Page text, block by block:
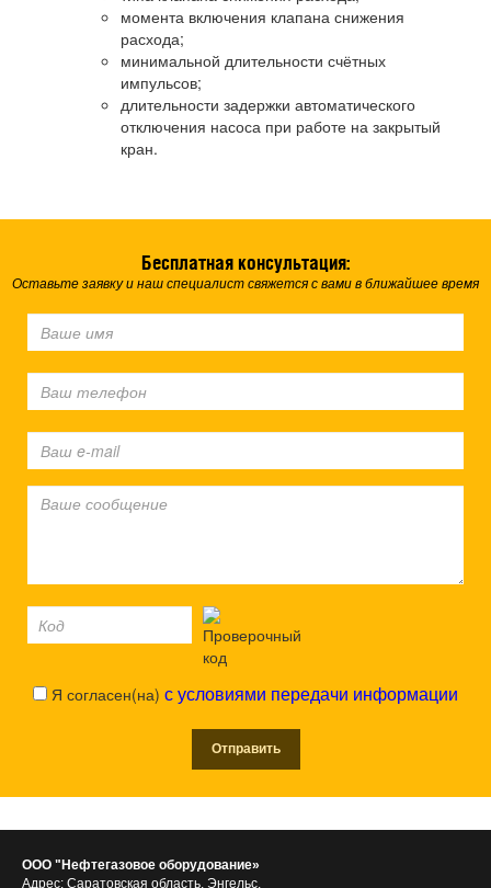
момента включения клапана снижения
расхода;
минимальной длительности счётных
импульсов;
длительности задержки автоматического
отключения насоса при работе на закрытый
кран.
Бесплатная консультация:
Оставьте заявку и наш специалист свяжется с вами в ближайшее время
Я согласен(на) с условиями передачи информации
ООО "Нефтегазовое оборудование»
Адрес: Саратовская область, Энгельс,